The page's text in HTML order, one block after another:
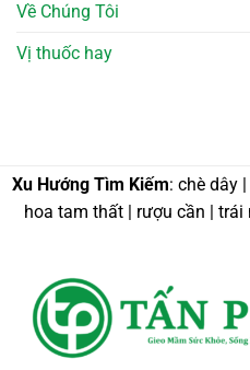
Về Chúng Tôi
Vị thuốc hay
Xu Hướng Tìm Kiếm: chè dây
hoa tam thất | rượu cần |